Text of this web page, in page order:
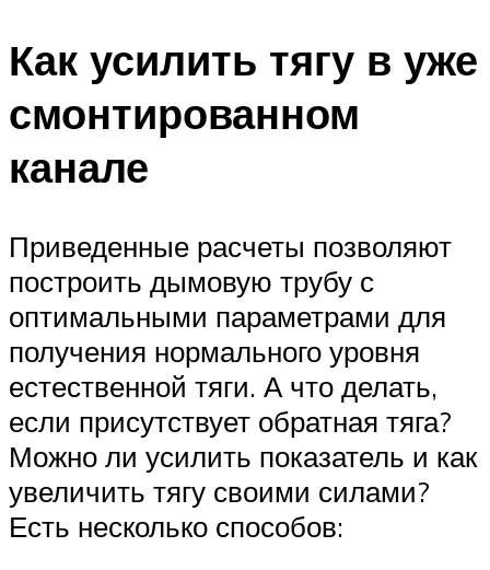
Как усилить тягу в уже
смонтированном
канале
Приведенные расчеты позволяют
построить дымовую трубу с
оптимальными параметрами для
получения нормального уровня
естественной тяги. А что делать,
если присутствует обратная тяга?
Можно ли усилить показатель и как
увеличить тягу своими силами?
Есть несколько способов: